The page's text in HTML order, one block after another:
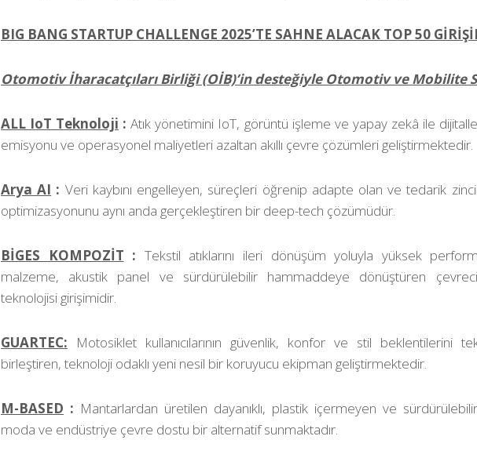
BIG BANG STARTUP CHALLENGE 2025’TE SAHNE ALACAK TOP 50
Otomotiv İharacatçıları Birliği (OİB)’in desteğiyle Otomotiv ve Mobilite
ALL IoT Teknoloji : Atık yönetimini IoT, görüntü işleme ve yapay zekâ ile
emisyonu ve operasyonel maliyetleri azaltan akıllı çevre çözümleri geliştirmektedir.
Arya AI : Veri kaybını engelleyen, süreçleri öğrenip adapte olan ve tedarik
optimizasyonunu aynı anda gerçekleştiren bir deep-tech çözümüdür.
BİGES KOMPOZİT : Tekstil atıklarını ileri dönüşüm yoluyla yüksek
malzeme, akustik panel ve sürdürülebilir hammaddeye dönüştüren
teknolojisi girişimidir.
GUARTEC:
Motosiklet kullanıcılarının güvenlik, konfor ve stil beklentilerini
birleştiren, teknoloji odaklı yeni nesil bir koruyucu ekipman geliştirmektedir.
M-BASED : Mantarlardan üretilen dayanıklı, plastik içermeyen ve
moda ve endüstriye çevre dostu bir alternatif sunmaktadır.